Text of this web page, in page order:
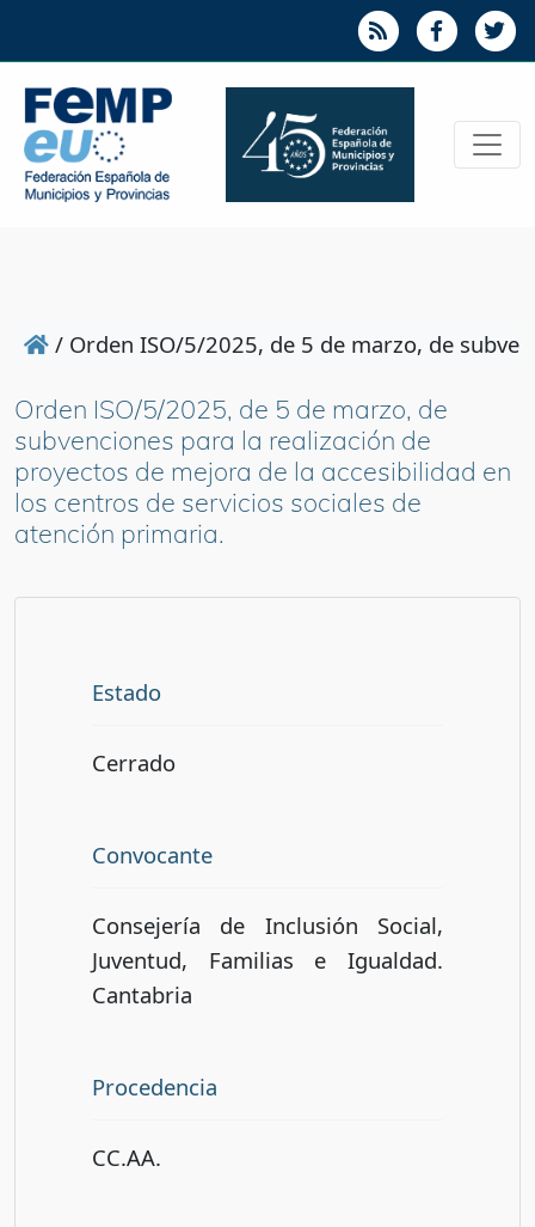
/ Orden ISO/5/2025, de 5 de marzo, de
Orden ISO/5/2025, de 5 de marzo, de
subvenciones para la realización de
proyectos de mejora de la accesibilidad en
los centros de servicios sociales de
atención primaria.
Estado
Cerrado
Convocante
Consejería de Inclusión Social,
Juventud, Familias e Igualdad.
Cantabria
Procedencia
CC.AA.